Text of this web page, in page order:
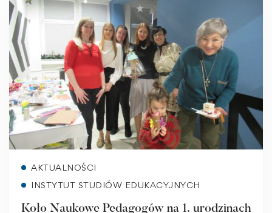
AKTUALNOŚCI
INSTYTUT STUDIÓW EDUKACYJNYCH
Koło Naukowe Pedagogów na 1. urodzinach